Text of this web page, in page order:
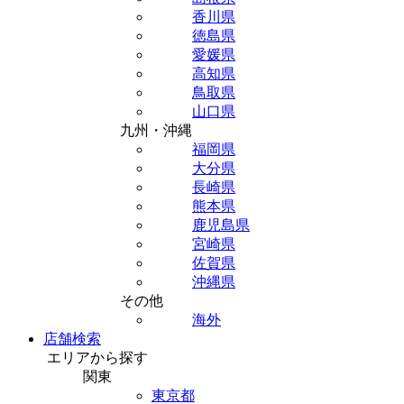
香川県
徳島県
愛媛県
高知県
鳥取県
山口県
九州・沖縄
福岡県
大分県
長崎県
熊本県
鹿児島県
宮崎県
佐賀県
沖縄県
その他
海外
店舗検索
エリアから探す
関東
東京都